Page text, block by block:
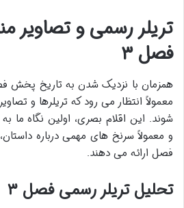
تریلر رسمی و تصاویر
فصل ۳
همزمان با نزدیک شدن به تاریخ پخش
معمولاً انتظار می رود که تریلرها و
شوند. این اقلام بصری، اولین نگاه ما
و معمولاً سرنخ های مهمی درباره
فصل ارائه می دهند.
تحلیل تریلر رسمی فصل ۳